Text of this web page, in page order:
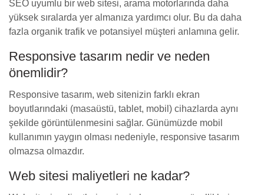
SEO uyumlu bir web sitesi, arama motorlarında daha
yüksek sıralarda yer almanıza yardımcı olur. Bu da daha
fazla organik trafik ve potansiyel müşteri anlamına gelir.
Responsive tasarım nedir ve neden
önemlidir?
Responsive tasarım, web sitenizin farklı ekran
boyutlarındaki (masaüstü, tablet, mobil) cihazlarda aynı
şekilde görüntülenmesini sağlar. Günümüzde mobil
kullanımın yaygın olması nedeniyle, responsive tasarım
olmazsa olmazdır.
Web sitesi maliyetleri ne kadar?